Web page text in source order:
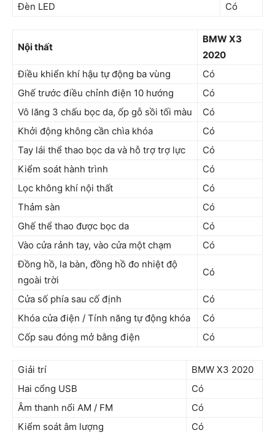
Đèn LED
Có
Nội thất
BMW X3
2020
Điều khiển khí hậu tự động ba vùng
Có
Ghế trước điều chỉnh điện 10 hướng
Có
Vô lăng 3 chấu bọc da, ốp gỗ sồi tối màu
Có
Khởi động không cần chìa khóa
Có
Tay lái thể thao bọc da và hỗ trợ trợ lực
Có
Kiểm soát hành trình
Có
Lọc không khí nội thất
Có
Thảm sàn
Có
Ghế thể thao được bọc da
Có
Vào cửa rảnh tay, vào cửa một chạm
Có
Đồng hồ, la bàn, đồng hồ đo nhiệt độ
ngoài trời
Có
Cửa số phía sau cố định
Có
Khóa cửa điện / Tính năng tự động khóa
Có
Cốp sau đóng mở bằng điện
Có
Giải trí
BMW X3 2020
Hai cổng USB
Có
Âm thanh nổi AM / FM
Có
Kiểm soát âm lượng
Có